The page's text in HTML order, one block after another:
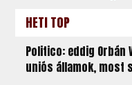
HETI TOP
Politico: eddig Orbán
uniós államok, most